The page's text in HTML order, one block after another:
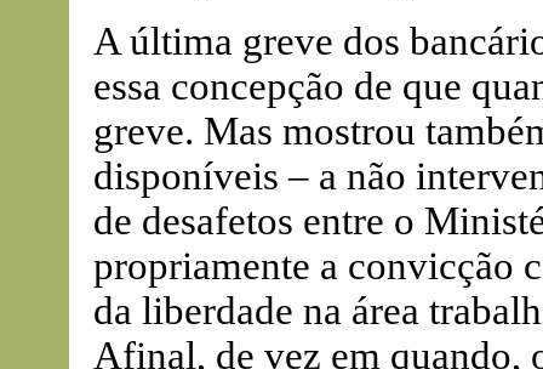
A última greve dos
essa concepção de que
greve. Mas mostrou
disponíveis – a não
de desafetos entre o
propriamente a convicção
da liberdade na área
Afinal, de vez em quando,